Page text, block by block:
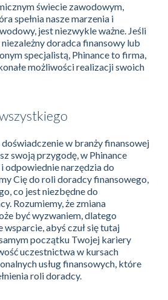
świecie zawodowym,
spełnia nasze marzenia i
jest niezwykle ważne. Jeśli
doradca finansowy lub
specjalistą, Phinance to firma,
możliwości realizacji swoich
doświadczenie w branży finansowej
swoją przygodę, w Phinance
odpowiednie narzędzia do
Cię do roli doradcy finansowego,
co jest niezbędne do
Rozumiemy, że zmiana
być wyzwaniem, dlatego
wsparcie, abyś czuł się tutaj
początku Twojej kariery
uczestnictwa w kursach
usług finansowych, które
roli doradcy.